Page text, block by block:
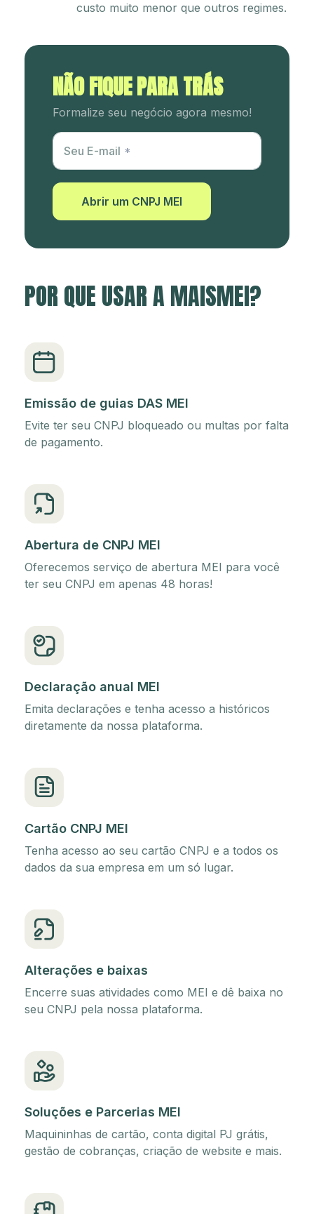
custo muito menor que outros regimes.
NÃO FIQUE PARA TRÁS
Formalize seu negócio agora mesmo!
Utm Content
Seu E-mail
Abrir um CNPJ MEI
POR QUE USAR A MAISMEI?
Emissão de guias DAS MEI
Evite ter seu CNPJ bloqueado ou multas por falta
de pagamento.
Abertura de CNPJ MEI
Oferecemos serviço de abertura MEI para você
ter seu CNPJ em apenas 48 horas!
Declaração anual MEI
Emita declarações e tenha acesso a históricos
diretamente da nossa plataforma.
Cartão CNPJ MEI
Tenha acesso ao seu cartão CNPJ e a todos os
dados da sua empresa em um só lugar.
Alterações e baixas
Encerre suas atividades como MEI e dê baixa no
seu CNPJ pela nossa plataforma.
Soluções e Parcerias MEI
Maquininhas de cartão, conta digital PJ grátis,
gestão de cobranças, criação de website e mais.